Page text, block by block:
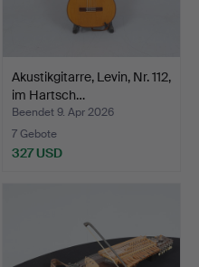
Akustikgitarre, Levin, Nr. 112,
im Hartsch…
Beendet 9. Apr 2026
7 Gebote
327 USD